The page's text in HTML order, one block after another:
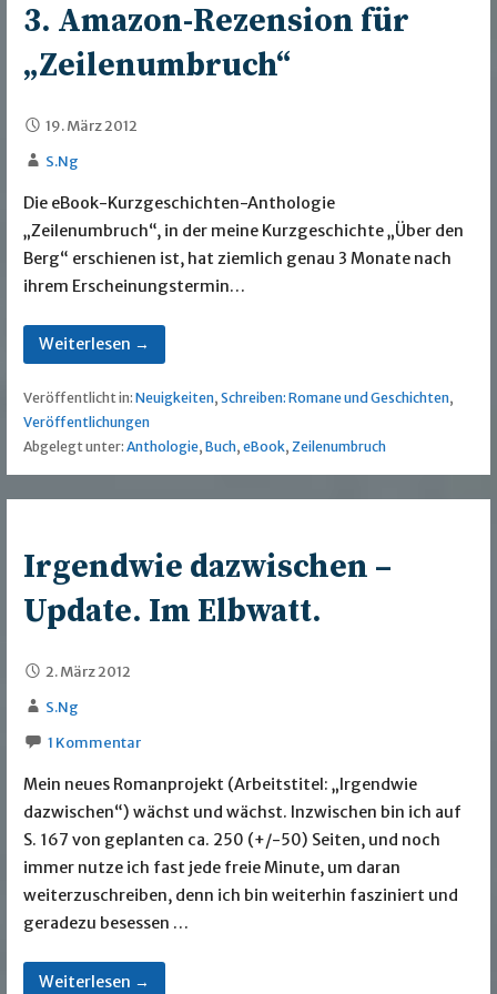
3. Amazon-Rezension für
„Zeilenumbruch“
19. März 2012
S.Ng
Die eBook-Kurzgeschichten-Anthologie
„Zeilenumbruch“, in der meine Kurzgeschichte „Über den
Berg“ erschienen ist, hat ziemlich genau 3 Monate nach
ihrem Erscheinungstermin…
Weiterlesen →
Veröffentlicht in: Neuigkeiten, Schreiben: Romane und Geschichten,
Veröffentlichungen
Abgelegt unter: Anthologie, Buch, eBook, Zeilenumbruch
Irgendwie dazwischen –
Update. Im Elbwatt.
2. März 2012
S.Ng
1 Kommentar
Mein neues Romanprojekt (Arbeitstitel: „Irgendwie
dazwischen“) wächst und wächst. Inzwischen bin ich auf
S. 167 von geplanten ca. 250 (+/-50) Seiten, und noch
immer nutze ich fast jede freie Minute, um daran
weiterzuschreiben, denn ich bin weiterhin fasziniert und
geradezu besessen …
Weiterlesen →